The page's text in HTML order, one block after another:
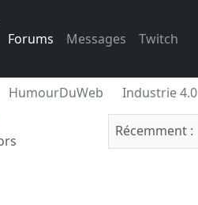
Forums Messages Twitch
HumourDuWeb Industrie 4.0
Récemment :